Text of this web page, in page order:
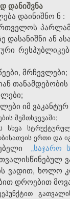
დანიშვნა
დაინიშნო ნ :
დასანიშნი ან
ები, მრჩევლები;
ები;
ები იმ
შემთხვევაში;
სხვა
ერთი და
„საჯარო
ვადით, ხოლო
დროებით